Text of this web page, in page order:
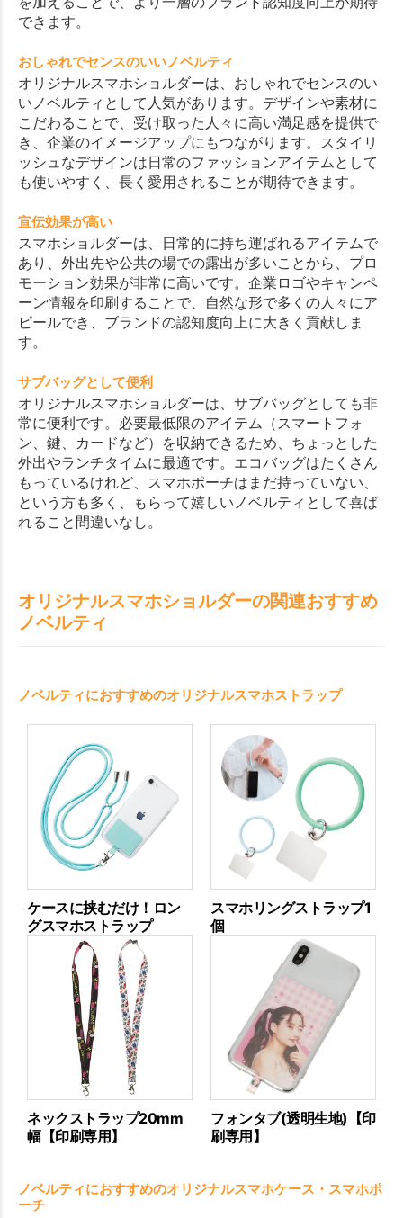
できます。
おしゃれでセンスのいいノベルティ
オリジナルスマホショルダーは、おしゃれでセンスのい
いノベルティとして人気があります。デザインや素材に
こだわることで、受け取った人々に高い満足感を提供で
き、企業のイメージアップにもつながります。スタイリ
ッシュなデザインは日常のファッションアイテムとして
も使いやすく、長く愛用されることが期待できます。
宣伝効果が高い
スマホショルダーは、日常的に持ち運ばれるアイテムで
あり、外出先や公共の場での露出が多いことから、プロ
モーション効果が非常に高いです。企業ロゴやキャンペ
ーン情報を印刷することで、自然な形で多くの人々にア
ピールでき、ブランドの認知度向上に大きく貢献しま
す。
サブバッグとして便利
オリジナルスマホショルダーは、サブバッグとしても非
常に便利です。必要最低限のアイテム（スマートフォ
ン、鍵、カードなど）を収納できるため、ちょっとした
外出やランチタイムに最適です。エコバッグはたくさん
もっているけれど、スマホポーチはまだ持っていない、
という方も多く、もらって嬉しいノベルティとして喜ば
れること間違いなし。
オリジナルスマホショルダーの関連おすすめ
ノベルティ
ノベルティにおすすめのオリジナルスマホストラップ
ケースに挟むだけ！ロン
グスマホストラップ
スマホリングストラップ1
個
ネックストラップ20mm
幅【印刷専用】
フォンタブ(透明生地)【印
刷専用】
ノベルティにおすすめのオリジナルスマホケース・スマホポ
ーチ